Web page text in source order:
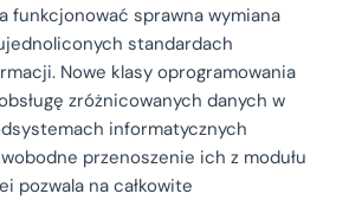
funkcjonować sprawna wymiana
standardach
Nowe klasy oprogramowania
zróżnicowanych danych w
informatycznych
przenoszenie ich z modułu
pozwala na całkowite